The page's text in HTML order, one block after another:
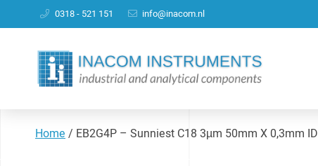
0318 - 521 151 info@inacom.nl
Home/ EB2G4P – Sunniest C18 3µm 50mm X 0,3mm ID